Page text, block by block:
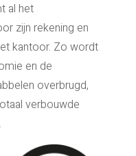
al het
zijn rekening en
kantoor. Zo wordt
en de
overbrugd,
verbouwde